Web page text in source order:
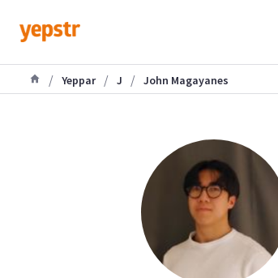
/ Yeppar / J / John Magayanes